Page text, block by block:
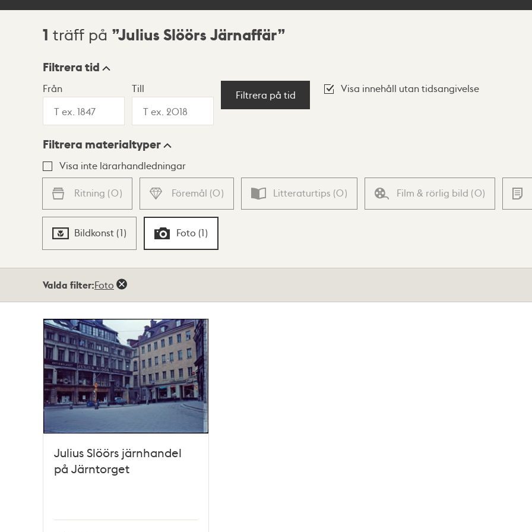
Sökresultat
1 träff på Julius Slöörs Järnaffär
Visningsläge
Lista Karta
Filtrera tid
Från Till
Filtrera på tid
Visa innehåll utan tidsangivelse
Filtrera materialtyper
Visa inte lärarhandledningar
Ritning (0) Föremål (0) Litteraturtips (0) Film & rörlig bild (0)
Bildkonst (1) Foto (1)
Valda filter:Foto
Julius Slöörs järnhandel
på Järntorget